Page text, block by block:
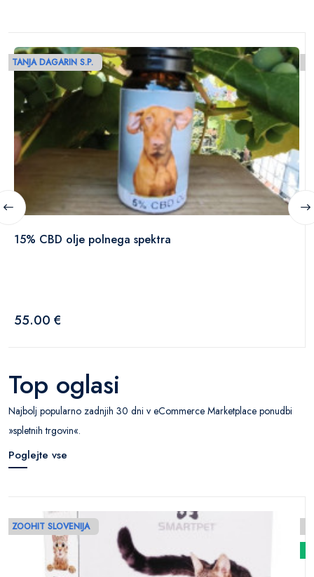
TANJA DAGARIN S.P.
15% CBD olje polnega spektra
55.00 €
Top oglasi
Najbolj popularno zadnjih 30 dni v eCommerce Marketplace ponudbi
»spletnih trgovin«.
Poglejte vse
ZOOHIT SLOVENIJA